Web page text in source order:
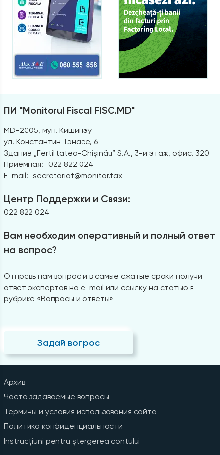
ПИ "Monitorul Fiscal FISC.MD"
MD-2005, мун. Кишинэу
ул. Константин Тэнасе, 6
Здание „Fertilitatea-Chișinău” S.A., 3-й этаж, офис. 320
Приемная:
022 822 024
E-mail: secretariat@monitor.tax
Центр Поддержки и Связи:
022 822 024
Вам необходим оперативный и полный ответ
на вопрос?
Отправь нам вопрос и в самые сжатые сроки получи
ответ экспертов на e-mail или ссылку на статью в
рубрике «Вопросы и ответы»
Задай вопрос
Архив
Часто задаваемые вопросы
Термины и условия использования сайта
Политика конфиденциальности
Instrucțiuni pentru ștergerea contului